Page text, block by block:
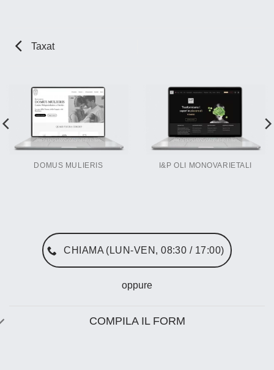
Taxat
DOMUS MULIERIS I&P OLI MONOVARIETALI
CHIAMA (LUN-VEN, 08:30 / 17:00)
oppure
COMPILA IL FORM